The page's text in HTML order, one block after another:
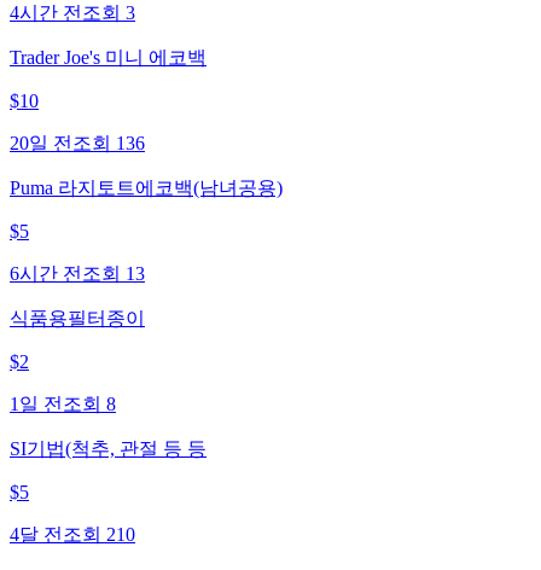
4시간 전 조회 3
Trader Joe's 미니 에코백
$10
20일 전 조회 136
Puma 라지토트에코백(남녀공용)
$5
6시간 전 조회 13
식품용필터종이
$2
1일 전 조회 8
SI기법(척추, 관절 등 등
$5
4달 전 조회 210